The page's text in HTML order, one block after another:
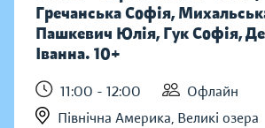
Гречанська Софія,
Пашкевич Юлія, Гук Софія,
Іванна. 10+
11:00 - 12:00
Офлайн
Північна Америка, Великі озера